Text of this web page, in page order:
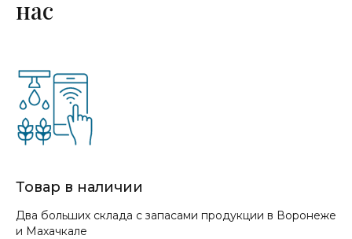
нас
Товар в наличии
Два больших склада с запасами продукции в Воронеже
и Махачкале